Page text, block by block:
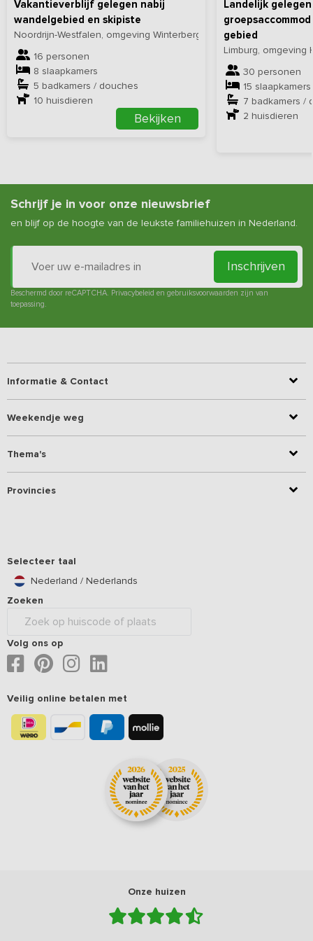
Vakantieverblijf gelegen nabij
wandelgebied en skipiste
Noordrijn-Westfalen, omgeving Winterberg
16 personen
8 slaapkamers
5 badkamers / douches
10 huisdieren
Bekijken
Landelijk
gebied
Limburg, omgeving
30 personen
15 slaapkamers
7 badkamers /
2 huisdieren
Schrijf je in voor onze nieuwsbrief
en blijf op de hoogte van de leukste familiehuizen in Nederland.
Inschrijven
Beschermd door reCAPTCHA. Privacybeleid en gebruiksvoorwaarden zijn van
toepassing.
Informatie & Contact
Weekendje weg
Thema's
Provincies
Selecteer taal
Nederland / Nederlands
Zoeken
Volg ons op
Veilig online betalen met
Onze huizen